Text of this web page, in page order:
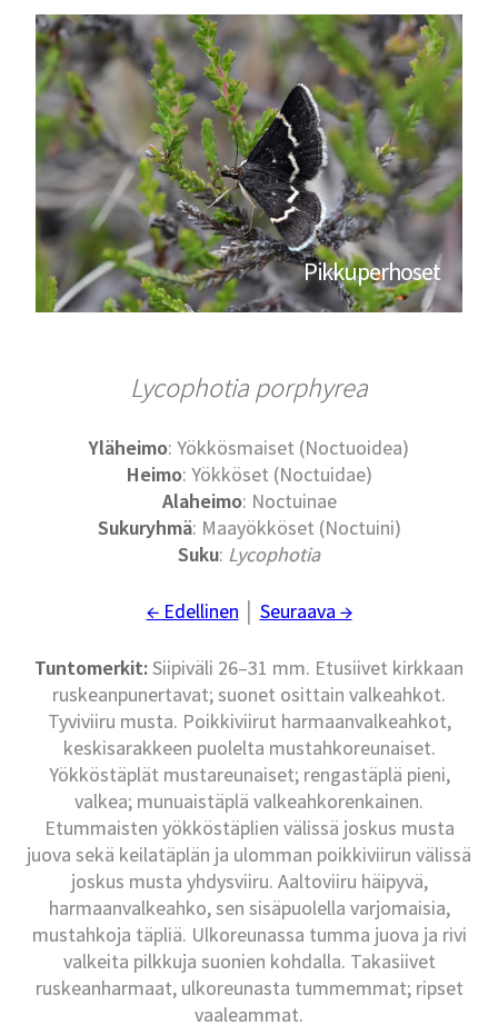
Pikkuperhoset
Lycophotia porphyrea
Yläheimo: Yökkösmaiset (Noctuoidea)
Heimo: Yökköset (Noctuidae)
Alaheimo: Noctuinae
Sukuryhmä: Maayökköset (Noctuini)
Suku: Lycophotia
← Edellinen Seuraava →
Tuntomerkit:Siipiväli 26–31 mm. Etusiivet kirkkaan
ruskeanpunertavat; suonet osittain valkeahkot.
Tyviviiru musta. Poikkiviirut harmaanvalkeahkot,
keskisarakkeen puolelta mustahkoreunaiset.
Yökköstäplät mustareunaiset; rengastäplä pieni,
valkea; munuaistäplä valkeahkorenkainen.
Etummaisten yökköstäplien välissä joskus musta
juova sekä keilatäplän ja ulomman poikkiviirun välissä
joskus musta yhdysviiru. Aaltoviiru häipyvä,
harmaanvalkeahko, sen sisäpuolella varjomaisia,
mustahkoja täpliä. Ulkoreunassa tumma juova ja rivi
valkeita pilkkuja suonien kohdalla. Takasiivet
ruskeanharmaat, ulkoreunasta tummemmat; ripset
vaaleammat.